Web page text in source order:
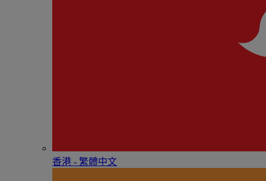
香港 - 繁體中文